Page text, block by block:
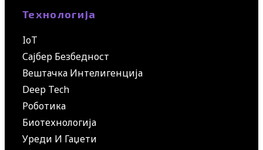
Технологија
IoT
Сајбер Безбедност
Вештачка Интелигенција
Deep Tech
Роботика
Биотехнологија
Уреди И Гаџети